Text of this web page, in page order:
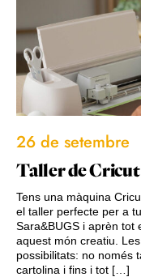
26 de setembre
Taller de Cricut
Tens una màquina
el taller perfecte per a
Sara&BUGS i aprèn tot
aquest món creatiu.
possibilitats: no només
cartolina i fins i tot […]